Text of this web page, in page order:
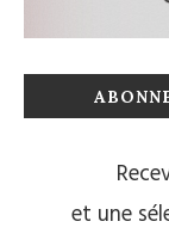
et une